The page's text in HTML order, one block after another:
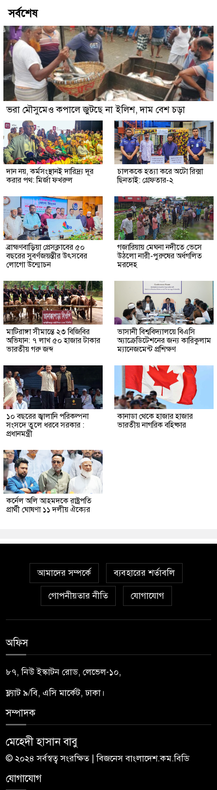
সর্বশেষ
ভরা মৌসুমেও কপালে জুটছে না ইলিশ, দাম বেশ চড়া
দান নয়, কর্মসংস্থানই দারিদ্র্য দূর
করার পথ: মির্জা ফখরুল
চালককে হত্যা করে অটো রিক্সা
ছিনতাই: গ্রেফতার-২
ব্রাহ্মণবাড়িয়া প্রেসক্লাবের ৫০
বছরের সুবর্ণজয়ন্তীর উৎসবের
লোগো উন্মোচন
গজারিয়ায় মেঘনা নদীতে ভেসে
উঠলো নারী-পুরুষের অর্ধগলিত
মরদেহ
মাটিরাঙ্গা সীমান্তে ২৩ বিজিবির
অভিযান: ৭ লাখ ৫০ হাজার টাকার
ভারতীয় গরু জব্দ
ভাসানী বিশ্ববিদ্যালয়ে বিএসি
অ্যাক্রেডিটেশনের জন্য কারিকুলাম
ম্যানেজমেন্ট প্রশিক্ষণ
১০ বছরের জ্বালানি পরিকল্পনা
সংসদে তুলে ধরবে সরকার :
প্রধানমন্ত্রী
কানাডা থেকে হাজার হাজার
ভারতীয় নাগরিক বহিষ্কার
কর্নেল অলি আহমদকে রাষ্ট্রপতি
প্রার্থী ঘোষণা ১১ দলীয় ঐক্যের
আমাদের সম্পর্কে ব্যবহারের শর্তাবলি
গোপনীয়তার নীতি যোগাযোগ
অফিস
৮৭, নিউ ইস্কাটন রোড, লেভেল-১০,
ফ্ল্যাট ৯/বি, এসি মার্কেট, ঢাকা।
সম্পাদক
মেহেদী হাসান বাবু
© ২০২৪ সর্বস্বত্ব সংরক্ষিত | বিজনেস বাংলাদেশ.কম.বিডি
যোগাযোগ